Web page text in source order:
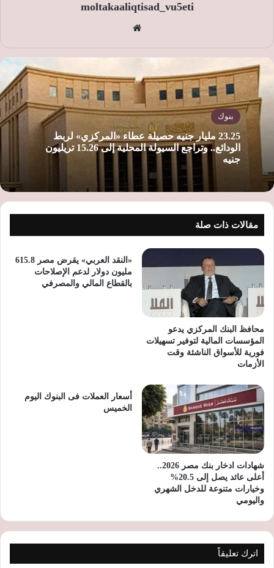
moltakaaliqtisad_vu5eti
الوي
بنوك
23.25 مليار جنيه حصيلة عطاء «المركزي» لربط
الودائع.. وتراجع السيولة المحلية إلى 15.26 تريليون
جنيه
مقالات ذات صلة
محافظ البنك المركزي يدعو
المؤسسات المالية لتوفير تسهيلات
فورية للأسواق الناشئة وقت
الأزمات
«النقد العربي» يقرض مصر 615.8
مليون دولار لدعم الإصلاحات
بالقطاع المالي والمصرفي
شهادات ادخار بنك مصر 2026..
أعلى عائد يصل إلى 20.5%
وخيارات متنوعة للدخل الشهري
واليومي
أسعار العملات فى البنوك اليوم
الخميس
اترك تعليقاً